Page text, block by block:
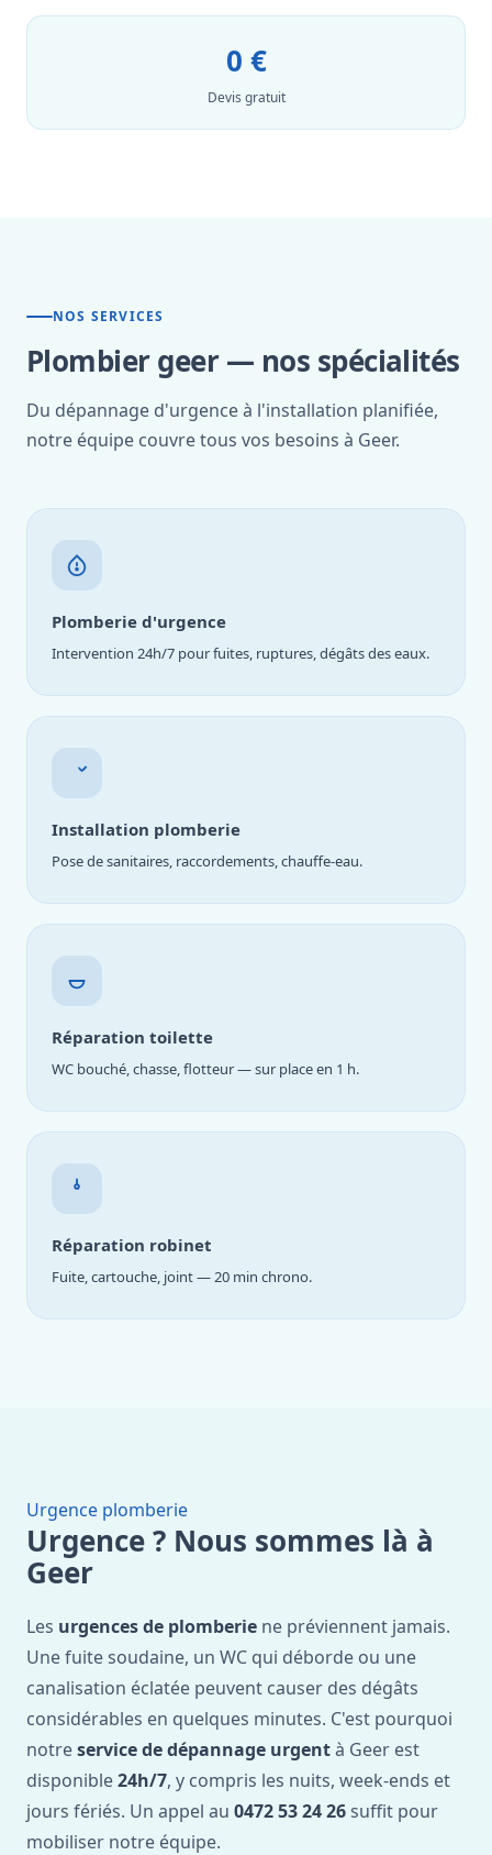
0 €
Devis gratuit
NOS SERVICES
Plombier geer — nos spécialités
Du dépannage d'urgence à l'installation planifiée,
notre équipe couvre tous vos besoins à Geer.
Plomberie d'urgence
Intervention 24h/7 pour fuites, ruptures, dégâts des eaux.
Installation plomberie
Pose de sanitaires, raccordements, chauffe-eau.
Réparation toilette
WC bouché, chasse, flotteur — sur place en 1 h.
Réparation robinet
Fuite, cartouche, joint — 20 min chrono.
Urgence plomberie
Urgence ? Nous sommes là à
Geer
Les urgences de plomberie ne préviennent jamais.
Une fuite soudaine, un WC qui déborde ou une
canalisation éclatée peuvent causer des dégâts
considérables en quelques minutes. C'est pourquoi
notreservice de dépannage urgentà Geer est
disponible24h/7, y compris les nuits, week-ends et
jours fériés. Un appel au 0472 53 24 26 suffit pour
mobiliser notre équipe.